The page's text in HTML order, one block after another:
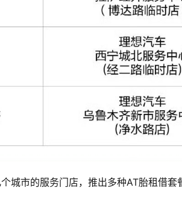
城市的服务门店，推出多种AT胎租借